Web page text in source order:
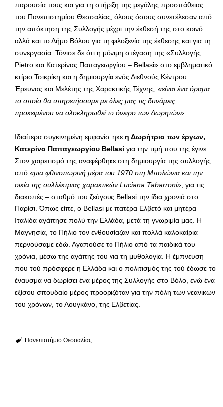
παρουσία τους και για τη στήριξη της μεγάλης προσπάθειας
του Πανεπιστημίου Θεσσαλίας, όλους όσους συνετέλεσαν από
την απόκτηση της Συλλογής μέχρι την έκθεσή της στο κοινό
αλλά και το Δήμο Βόλου για τη φιλοξενία της έκθεσης και για τη
συνεργασία. Τόνισε δε ότι η μόνιμη στέγαση της «Συλλογής
Pietro και Κατερίνας Παπαγεωργίου – Bellasi» στο εμβληματικό
κτίριο Τσικρίκη και η δημιουργία ενός Διεθνούς Κέντρου
Έρευνας και Μελέτης της Χαρακτικής Τέχνης, «είναι ένα όραμα
το οποίο θα υπηρετήσουμε με όλες μας τις δυνάμεις,
προκειμένου να ολοκληρωθεί το όνειρο των Δωρητών»
Ιδιαίτερα συγκινημένη εμφανίστηκε η Δωρήτρια των έργων,
Κατερίνα Παπαγεωργίου Bellasi για την τιμή που της έγινε.
Στον χαιρετισμό της αναφέρθηκε στη δημιουργία της συλλογής
από «μια φθινοπωρινή μέρα του 1970 στη Μπολώνια και την
οικία της συλλέκτριας χαρακτικών Luciana Tabarroni» , για τις
διακοπές – σταθμό του ζεύγους Bellasi την ίδια χρονιά στο
Παρίσι. Όπως είπε, ο Bellasi με πατέρα Ελβετό και μητέρα
Ιταλίδα αγάπησε πολύ την Ελλάδα, μετά τη γνωριμία μας. Η
Μαγνησία, το Πήλιο τον ενθουσίαζαν και πολλά καλοκαίρια
περνούσαμε εδώ. Αγαπούσε το Πήλιο από τα παιδικά του
χρόνια, μέσω της αγάπης του για τη μυθολογία. Η έμπνευση
που τού πρόσφερε η Ελλάδα και ο πολιτισμός της τού έδωσε το
έναυσμα να δωρίσει ένα μέρος της Συλλογής στο Βόλο, ενώ ένα
εξίσου σπουδαίο μέρος προοριζόταν για την πόλη των νεανικών
του χρόνων, το Λουγκάνο, της Ελβετίας.
Πανεπιστήμιο Θεσσαλίας